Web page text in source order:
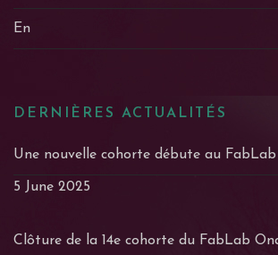
En
DERNIÈRES ACTUALITÉS
Une nouvelle cohorte débute au
5 June 2025
Clôture de la 14e cohorte du FabLab